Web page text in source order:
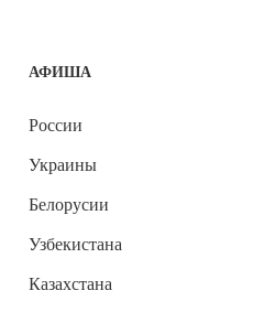
АФИША
России
Украины
Белорусии
Узбекистана
Казахстана